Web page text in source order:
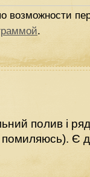
возможности
.
полив і
Є